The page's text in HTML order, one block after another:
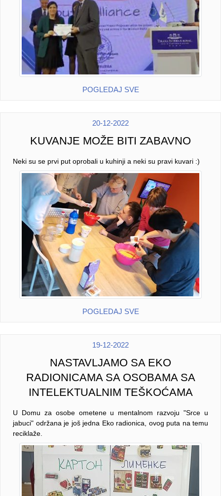
POGLEDAJ SVE
20-12-2022
KUVANJE MOŽE BITI ZABAVNO
Neki su se prvi put oprobali u kuhinji a neki su pravi kuvari :)
POGLEDAJ SVE
19-12-2022
NASTAVLJAMO SA EKO
RADIONICAMA SA OSOBAMA SA
INTELEKTUALNIM TEŠKOĆAMA
U Domu za osobe ometene u mentalnom razvoju "Srce u
jabuci" održana je još jedna Eko radionica, ovog puta na temu
reciklaže.